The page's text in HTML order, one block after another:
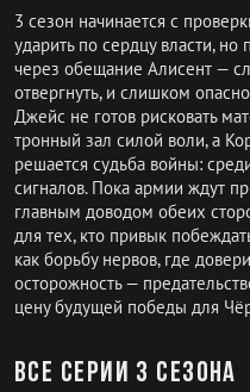
3 cезон начинается с
ударить по сердцу власти, но
через обещание Алисент —
отвергнуть, и слишком
Джейс не готов рисковать
тронный зал силой воли, а
решается судьба войны:
сигналов. Пока армии ждут
главным доводом обеих
для тех, кто привык
как борьбу нервов, где
осторожность —
цену будущей победы для
Все серии 3 сезона